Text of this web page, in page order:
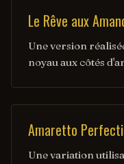
Le Rêve aux
Une version
noyau aux côtés
Amaretto
Une variation